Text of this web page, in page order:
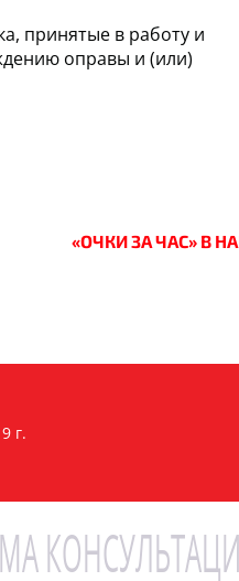
принятые в работу и
оправы и (или)
«ОЧКИ ЗА ЧАС» В
г.